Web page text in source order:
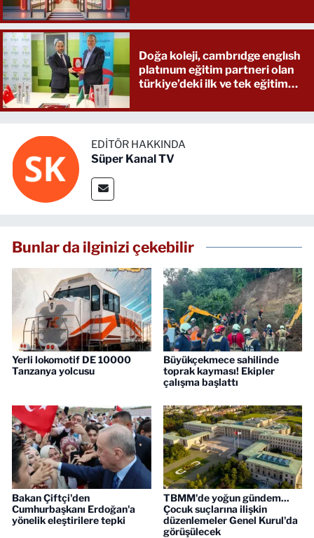
Doğa koleji, cambrıdge englısh
platınum eğitim partneri olan
türkiye’deki ilk ve tek eğitim
EDITÖR HAKKINDA
Süper Kanal TV
Bunlar da ilginizi çekebilir
Yerli lokomotif DE 10000
Tanzanya yolcusu
Büyükçekmece sahilinde
toprak kayması! Ekipler
çalışma başlattı
Bakan Çiftçi'den
Cumhurbaşkanı Erdoğan'a
yönelik eleştirilere tepki
TBMM'de yoğun gündem...
Çocuk suçlarına ilişkin
düzenlemeler Genel Kurul'da
görüşülecek